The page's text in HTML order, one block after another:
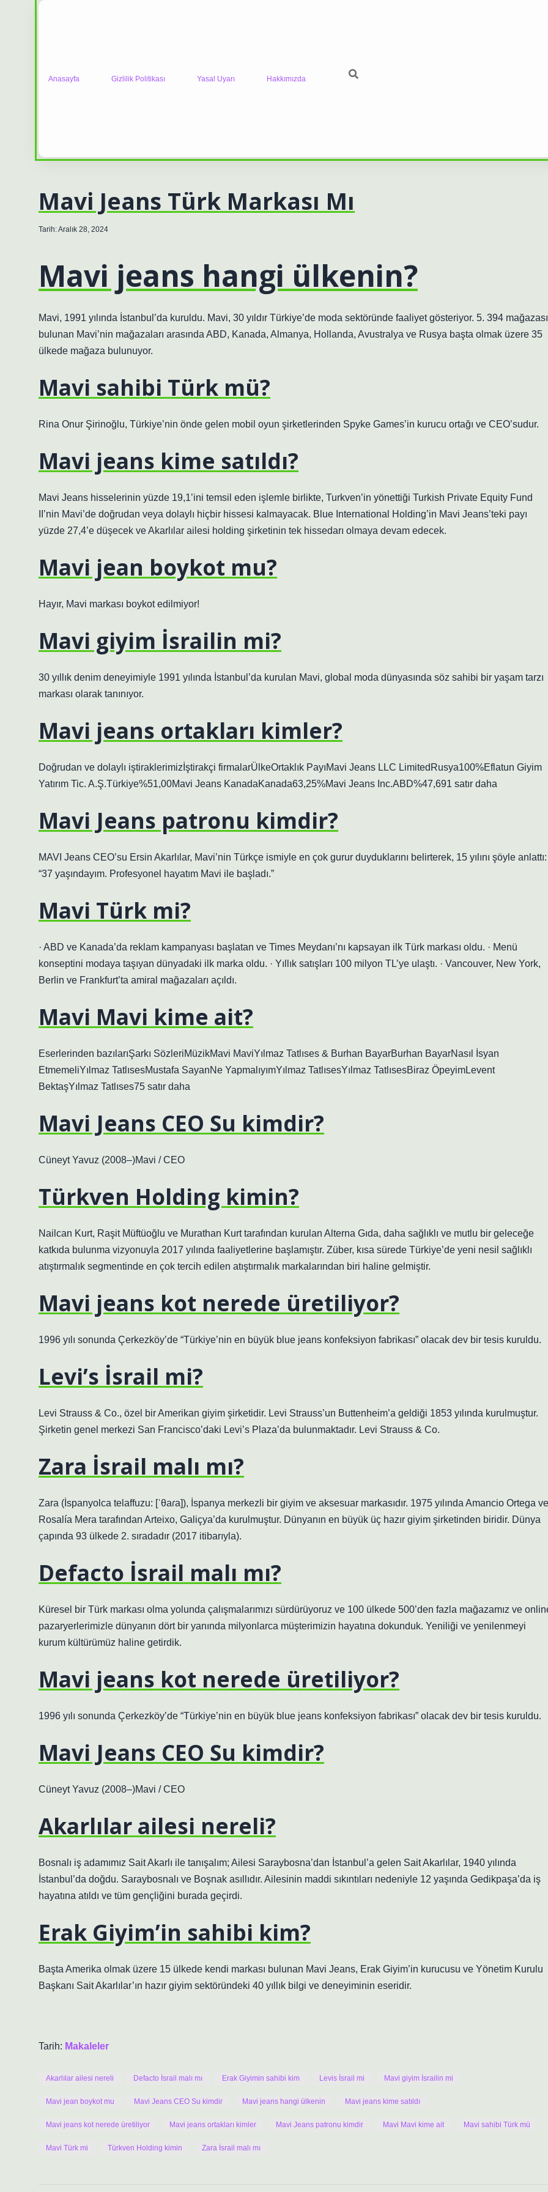
Anasayfa Gizlilik Politikası Yasal Uyarı Hakkımızda
Mavi Jeans Türk Markası Mı
Tarih: Aralık 28, 2024
Mavi jeans hangi ülkenin?
Mavi, 1991 yılında İstanbul’da kuruldu. Mavi, 30 yıldır Türkiye’de moda sektöründe faaliyet gösteriyor. 5. 394 mağazası
bulunan Mavi’nin mağazaları arasında ABD, Kanada, Almanya, Hollanda, Avustralya ve Rusya başta olmak üzere 35
ülkede mağaza bulunuyor.
Mavi sahibi Türk mü?
Rina Onur Şirinoğlu, Türkiye’nin önde gelen mobil oyun şirketlerinden Spyke Games’in kurucu ortağı ve CEO’sudur.
Mavi jeans kime satıldı?
Mavi Jeans hisselerinin yüzde 19,1’ini temsil eden işlemle birlikte, Turkven’in yönettiği Turkish Private Equity Fund
II’nin Mavi’de doğrudan veya dolaylı hiçbir hissesi kalmayacak. Blue International Holding’in Mavi Jeans’teki payı
yüzde 27,4’e düşecek ve Akarlılar ailesi holding şirketinin tek hissedarı olmaya devam edecek.
Mavi jean boykot mu?
Hayır, Mavi markası boykot edilmiyor!
Mavi giyim İsrailin mi?
30 yıllık denim deneyimiyle 1991 yılında İstanbul’da kurulan Mavi, global moda dünyasında söz sahibi bir yaşam tarzı
markası olarak tanınıyor.
Mavi jeans ortakları kimler?
Doğrudan ve dolaylı iştiraklerimizİştirakçi firmalarÜlkeOrtaklık PayıMavi Jeans LLC LimitedRusya100%Eflatun Giyim
Yatırım Tic. A.Ş.Türkiye%51,00Mavi Jeans KanadaKanada63,25%Mavi Jeans Inc.ABD%47,691 satır daha
Mavi Jeans patronu kimdir?
MAVI Jeans CEO’su Ersin Akarlılar, Mavi’nin Türkçe ismiyle en çok gurur duyduklarını belirterek, 15 yılını şöyle anlattı:
“37 yaşındayım. Profesyonel hayatım Mavi ile başladı.”
Mavi Türk mi?
· ABD ve Kanada’da reklam kampanyası başlatan ve Times Meydanı’nı kapsayan ilk Türk markası oldu. · Menü
konseptini modaya taşıyan dünyadaki ilk marka oldu. · Yıllık satışları 100 milyon TL’ye ulaştı. · Vancouver, New York,
Berlin ve Frankfurt’ta amiral mağazaları açıldı.
Mavi Mavi kime ait?
Eserlerinden bazılarıŞarkı SözleriMüzikMavi MaviYılmaz Tatlıses & Burhan BayarBurhan BayarNasıl İsyan
EtmemeliYılmaz TatlısesMustafa SayanNe YapmalıyımYılmaz TatlısesYılmaz TatlısesBiraz ÖpeyimLevent
BektaşYılmaz Tatlıses75 satır daha
Mavi Jeans CEO Su kimdir?
Cüneyt Yavuz (2008–)Mavi / CEO
Türkven Holding kimin?
Nailcan Kurt, Raşit Müftüoğlu ve Murathan Kurt tarafından kurulan Alterna Gıda, daha sağlıklı ve mutlu bir geleceğe
katkıda bulunma vizyonuyla 2017 yılında faaliyetlerine başlamıştır. Züber, kısa sürede Türkiye’de yeni nesil sağlıklı
atıştırmalık segmentinde en çok tercih edilen atıştırmalık markalarından biri haline gelmiştir.
Mavi jeans kot nerede üretiliyor?
1996 yılı sonunda Çerkezköy’de “Türkiye’nin en büyük blue jeans konfeksiyon fabrikası” olacak dev bir tesis kuruldu.
Levi’s İsrail mi?
Levi Strauss & Co., özel bir Amerikan giyim şirketidir. Levi Strauss’un Buttenheim’a geldiği 1853 yılında kurulmuştur.
Şirketin genel merkezi San Francisco’daki Levi’s Plaza’da bulunmaktadır. Levi Strauss & Co.
Zara İsrail malı mı?
Zara (İspanyolca telaffuzu: [ˈθaɾa]), İspanya merkezli bir giyim ve aksesuar markasıdır. 1975 yılında Amancio Ortega ve
Rosalía Mera tarafından Arteixo, Galiçya’da kurulmuştur. Dünyanın en büyük üç hazır giyim şirketinden biridir. Dünya
çapında 93 ülkede 2. sıradadır (2017 itibarıyla).
Defacto İsrail malı mı?
Küresel bir Türk markası olma yolunda çalışmalarımızı sürdürüyoruz ve 100 ülkede 500’den fazla mağazamız ve
pazaryerlerimizle dünyanın dört bir yanında milyonlarca müşterimizin hayatına dokunduk. Yeniliği ve yenilenmeyi
kurum kültürümüz haline getirdik.
Mavi jeans kot nerede üretiliyor?
1996 yılı sonunda Çerkezköy’de “Türkiye’nin en büyük blue jeans konfeksiyon fabrikası” olacak dev bir tesis kuruldu.
Mavi Jeans CEO Su kimdir?
Cüneyt Yavuz (2008–)Mavi / CEO
Akarlılar ailesi nereli?
Bosnalı iş adamımız Sait Akarlı ile tanışalım; Ailesi Saraybosna’dan İstanbul’a gelen Sait Akarlılar, 1940 yılında
İstanbul’da doğdu. Saraybosnalı ve Boşnak asıllıdır. Ailesinin maddi sıkıntıları nedeniyle 12 yaşında Gedikpaşa’da iş
hayatına atıldı ve tüm gençliğini burada geçirdi.
Erak Giyim’in sahibi kim?
Başta Amerika olmak üzere 15 ülkede kendi markası bulunan Mavi Jeans, Erak Giyim’in kurucusu ve Yönetim Kurulu
Başkanı Sait Akarlılar’ın hazır giyim sektöründeki 40 yıllık bilgi ve deneyiminin eseridir.
Tarih: Makaleler
Akarlılar ailesi nereli Defacto İsrail malı mı Erak Giyimin sahibi kim Levis İsrail mi Mavi giyim İsrailin mi
Mavi jean boykot mu Mavi Jeans CEO Su kimdir Mavi jeans hangi ülkenin Mavi jeans kime satıldı
Mavi jeans kot nerede üretiliyor Mavi jeans ortakları kimler Mavi Jeans patronu kimdir Mavi Mavi kime ait Mavi sahibi Türk mü
Mavi Türk mi Türkven Holding kimin Zara İsrail malı mı